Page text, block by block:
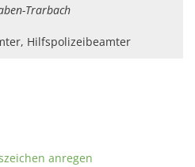
Trarbach
Hilfspolizeibeamter
anregen